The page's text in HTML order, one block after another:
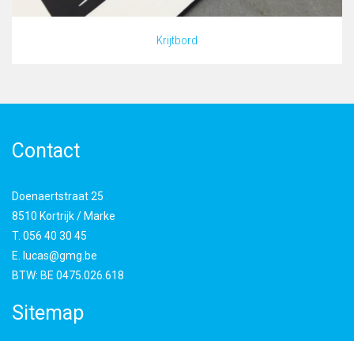
Krijtbord
Contact
Doenaertstraat 25
8510 Kortrijk / Marke
T. 056 40 30 45
E.
lucas@gmg.be
BTW: BE 0475.026.618
Sitemap